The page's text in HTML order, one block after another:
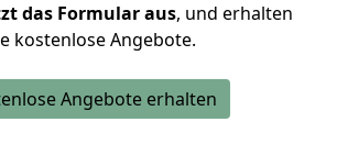
das Formular aus, und erhalten
kostenlose Angebote.
Angebote erhalten